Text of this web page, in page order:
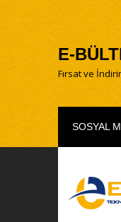
E-
Fırsat ve
SOSYAL